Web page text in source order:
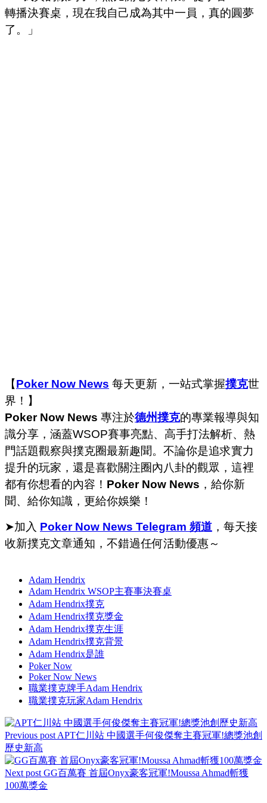
轉播決賽桌，現在我自己成為其中一員，真的圓夢
了。」
【Poker Now News 每天更新，一站式掌握撲克世
界！】
Poker Now News 專注於德州撲克的專業報導與知
識分享，涵蓋WSOP賽事亮點、高手打法解析、熱
門話題觀察與撲克圈最新趣聞。不論你是追求實力
提升的玩家，還是喜歡關注圈內八卦的觀眾，這裡
都有你想看的內容！ Poker Now News ，給你新
聞、給你知識，更給你娛樂！
➤加入 Poker Now News Telegram 頻道 ，每天接
收新撲克文章通知，不錯過任何活動優惠～
Adam Hendrix
Adam Hendrix WSOP主賽事決賽桌
Adam Hendrix撲克
Adam Hendrix撲克獎金
Adam Hendrix撲克生涯
Adam Hendrix撲克背景
Adam Hendrix是誰
Poker Now
Poker Now News
職業撲克牌手Adam Hendrix
職業撲克玩家Adam Hendrix
Previous post APT仁川站 中國選手何俊傑奪主賽冠軍!總獎池創
歷史新高
Next post GG百萬賽 首屆Onyx豪客冠軍!Moussa Ahmad斬獲
100萬獎金